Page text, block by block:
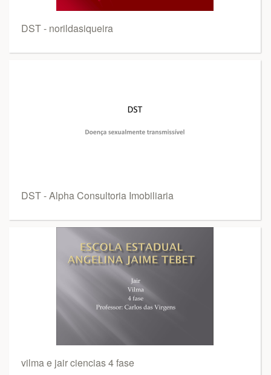
DST - norildasiqueira
DST - Alpha Consultoria Imobiliaria
vilma e jair ciencias 4 fase